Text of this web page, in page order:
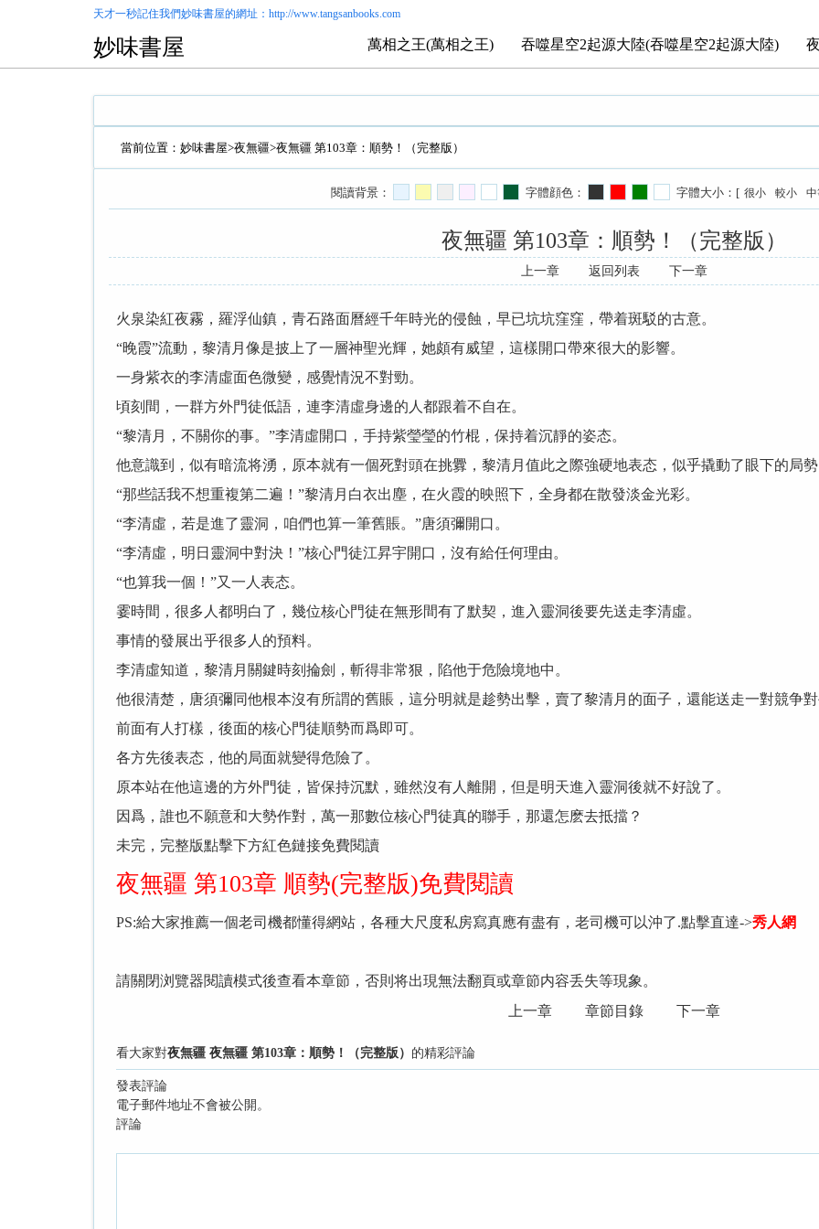
天才一秒記住我們妙味書屋的網址：http://www.tangsanbooks.com
妙味書屋 萬相之王(萬相之王) 吞噬星空2起源大陸(吞噬星空2起源大陸)
當前位置： 妙味書屋>夜無疆>夜無疆 第103章：順勢！（完整版）
閱讀背景： 字體顔色： 字體大小：[ 很小 較小 中
夜無疆 第103章：順勢！（完整版）
上一章 返回列表 下一章
火泉染紅夜霧，羅浮仙鎮，青石路面曆經千年時光的侵蝕，早已坑坑窪窪，帶着斑駁的古意。
“晚霞”流動，黎清月像是披上了一層神聖光輝，她頗有威望，這樣開口帶來很大的影響。
一身紫衣的李清虛面色微變，感覺情況不對勁。
頃刻間，一群方外門徒低語，連李清虛身邊的人都跟着不自在。
“黎清月，不關你的事。”李清虛開口，手持紫瑩瑩的竹棍，保持着沉靜的姿态。
他意識到，似有暗流将湧，原本就有一個死對頭在挑釁，黎清月值此之際強硬地表态，似乎撬動了眼下的局
“那些話我不想重複第二遍！”黎清月白衣出塵，在火霞的映照下，全身都在散發淡金光彩。
“李清虛，若是進了靈洞，咱們也算一筆舊賬。”唐須彌開口。
“李清虛，明日靈洞中對決！”核心門徒江昇宇開口，沒有給任何理由。
“也算我一個！”又一人表态。
霎時間，很多人都明白了，幾位核心門徒在無形間有了默契，進入靈洞後要先送走李清虛。
事情的發展出乎很多人的預料。
李清虛知道，黎清月關鍵時刻掄劍，斬得非常狠，陷他于危險境地中。
他很清楚，唐須彌同他根本沒有所謂的舊賬，這分明就是趁勢出擊，賣了黎清月的面子，還能送走一對競争
前面有人打樣，後面的核心門徒順勢而爲即可。
各方先後表态，他的局面就變得危險了。
原本站在他這邊的方外門徒，皆保持沉默，雖然沒有人離開，但是明天進入靈洞後就不好說了。
因爲，誰也不願意和大勢作對，萬一那數位核心門徒真的聯手，那還怎麽去抵擋？
未完，完整版點擊下方紅色鏈接免費閱讀
夜無疆 ​​第103章 順勢(完整版)免費閱讀
PS:給大家推薦一個老司機都懂得網站，各種大尺度私房寫真應有盡有，老司機可以沖了.點擊直達->秀人網
請關閉浏覽器閱讀模式後查看本章節，否則将出現無法翻頁或章節内容丢失等現象。
上一章
章節目錄 下一章
看大家對夜無疆 夜無疆 第103章：順勢！（完整版） 的精彩評論
發表評論
電子郵件地址不會被公開。
評論